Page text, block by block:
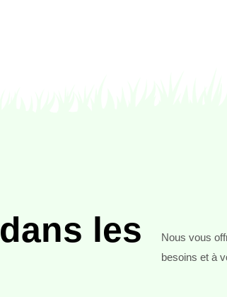
dans les
Nous vous
besoins et à